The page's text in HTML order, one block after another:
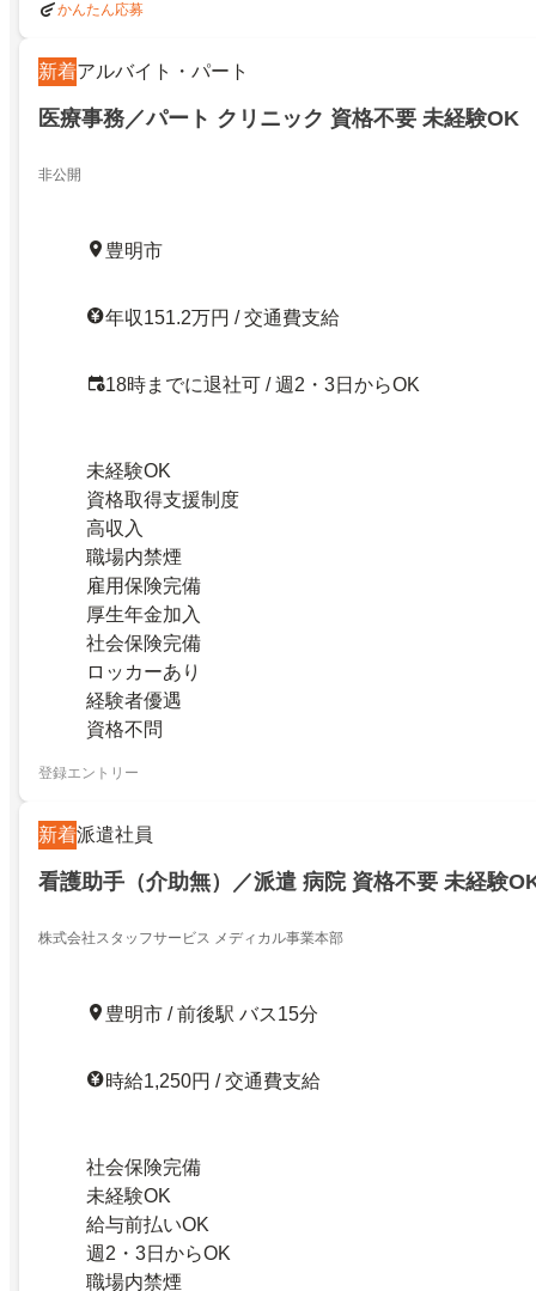
かんたん応募
新着アルバイト・パート
医療事務／パート クリニック 資格不要 未経験OK
非公開
豊明市
年収151.2万円 / 交通費支給
18時までに退社可 / 週2・3日からOK
未経験OK
資格取得支援制度
高収入
職場内禁煙
雇用保険完備
厚生年金加入
社会保険完備
ロッカーあり
経験者優遇
資格不問
登録エントリー
新着派遣社員
看護助手（介助無）／派遣 病院 資格不要 未経験
株式会社スタッフサービス メディカル事業本部
豊明市 / 前後駅 バス15分
時給1,250円 / 交通費支給
社会保険完備
未経験OK
給与前払いOK
週2・3日からOK
職場内禁煙